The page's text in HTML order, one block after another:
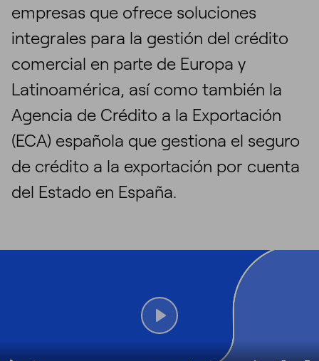
empresas que ofrece soluciones
integrales para la gestión del crédito
comercial en parte de Europa y
Latinoamérica, así como también la
Agencia de Crédito a la Exportación
(ECA) española que gestiona el seguro
de crédito a la exportación por cuenta
del Estado en España.
Play